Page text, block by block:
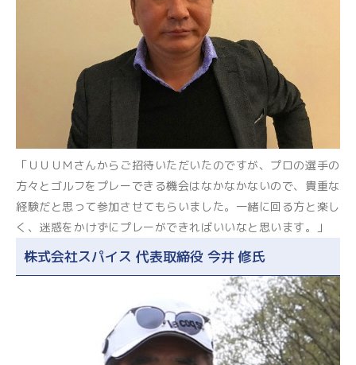
「ＵＵＵＭさんからご招待いただいたのですが、プロの選手の
方々とゴルフをプレーできる機会はなかなかないので、貴重な
経験だと思って参加させてもらいました。一緒に回る方と楽し
く、迷惑をかけずにプレーができればいいなと思います。」
株式会社スパイス 代表取締役 今井 修氏